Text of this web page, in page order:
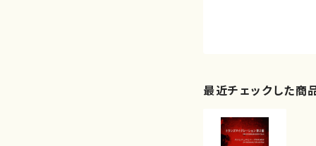
最近チェックした商